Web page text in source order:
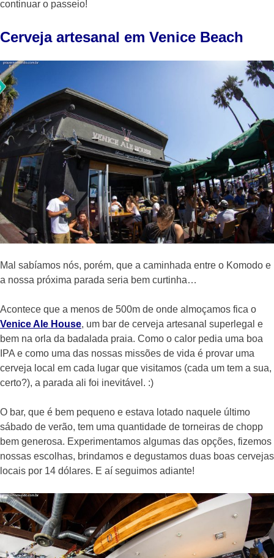
continuar o passeio!
Cerveja artesanal em Venice Beach
Mal sabíamos nós, porém, que a caminhada entre o Komodo e
a nossa próxima parada seria bem curtinha…
Acontece que a menos de 500m de onde almoçamos fica o
Venice Ale House, um bar de cerveja artesanal superlegal e
bem na orla da badalada praia. Como o calor pedia uma boa
IPA e como uma das nossas missões de vida é provar uma
cerveja local em cada lugar que visitamos (cada um tem a sua,
certo?), a parada ali foi inevitável. :)
O bar, que é bem pequeno e estava lotado naquele último
sábado de verão, tem uma quantidade de torneiras de chopp
bem generosa. Experimentamos algumas das opções, fizemos
nossas escolhas, brindamos e degustamos duas boas cervejas
locais por 14 dólares. E aí seguimos adiante!